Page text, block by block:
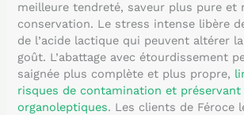
meilleure tendreté, saveur plus pure et
conservation. Le stress intense libère
de l’acide lactique qui peuvent altérer
goût. L’abattage avec étourdissement
saignée plus complète et plus propre,
risques de contamination et préservant
organoleptiques. Les clients de Féroce